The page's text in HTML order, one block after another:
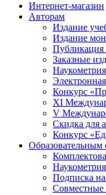
Интернет-магазин
Авторам
Издание
Издание
Публикация
Заказные
Наукометрия
Конкурс
XI
V
Скидка для
Конкурс
Образовательным
Наукометрия
Подписка
Совместные